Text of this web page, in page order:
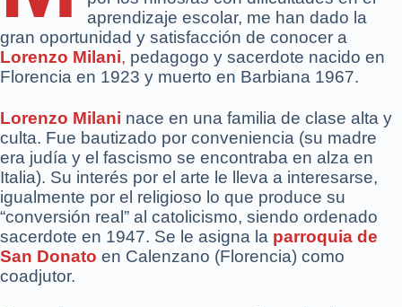
aprendizaje escolar, me han dado la
gran oportunidad y satisfacción de conocer a
Lorenzo Milani, pedagogo y sacerdote nacido en
Florencia en 1923 y muerto en Barbiana 1967.
Lorenzo Milani nace en una familia de clase alta y
culta. Fue bautizado por conveniencia (su madre
era judía y el fascismo se encontraba en alza en
Italia). Su interés por el arte le lleva a interesarse,
igualmente por el religioso lo que produce su
“conversión real” al catolicismo, siendo ordenado
sacerdote en 1947. Se le asigna la parroquia de
San Donato en Calenzano (Florencia) como
coadjutor.